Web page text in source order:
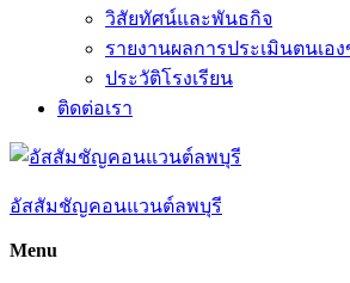
วิสัยทัศน์และพันธกิจ
รายงานผลการประเมินตนเอ
ประวัติโรงเรียน
ติดต่อเรา
อัสสัมชัญคอนแวนต์ลพบุรี
Menu